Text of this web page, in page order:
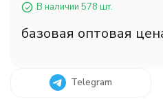
В наличии 578 шт.
базовая оптовая
Telegram